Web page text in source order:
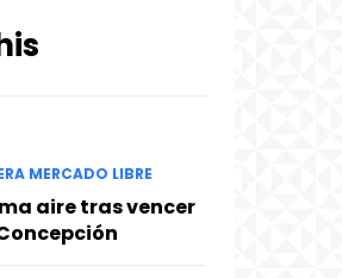
MERCADO LIBRE
aire tras vencer